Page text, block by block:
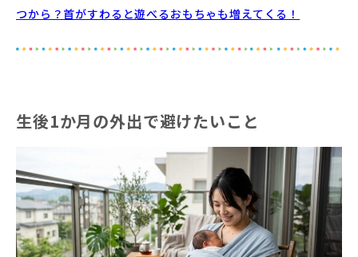
つから？首がすわると遊べるおもちゃも増えてくる！
生後1か月の外出で避けたいこと